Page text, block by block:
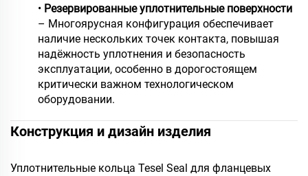
• Резервированные уплотнительные поверхности
– Многоярусная конфигурация обеспечивает
наличие нескольких точек контакта, повышая
надёжность уплотнения и безопасность
эксплуатации, особенно в дорогостоящем
критически важном технологическом
оборудовании.
Конструкция и дизайн изделия
Уплотнительные кольца Tesel Seal для фланцевых